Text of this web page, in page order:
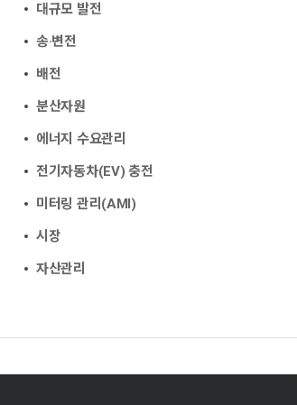
대규모 발전
송·변전
배전
분산자원
에너지 수요관리
전기자동차(EV) 충전
미터링 관리(AMI)
시장
자산관리